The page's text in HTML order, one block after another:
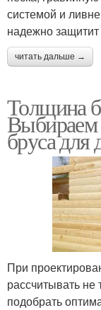
системой и
надежно
читать дальше →
Толщина
бруса для
При
рассчитывать не
подобрать